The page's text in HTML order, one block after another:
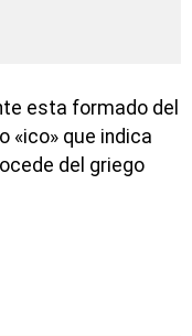
esta formado del
«ico» que indica
del griego